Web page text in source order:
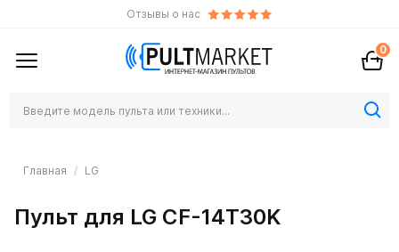
Отзывы о нас
0
Главная LG
Пульт для LG CF-14T30K